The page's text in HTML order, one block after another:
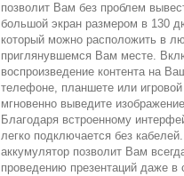
позволит Вам без проблем
большой экран размером в 130
который можно расположить в
приглянувшемся Вам месте.
воспроизведение контента на
телефоне, планшете или игровой
мгновенно выведите
Благодаря встроенному
легко подключается без
аккумулятор позволит Вам
проведению презентаций даже